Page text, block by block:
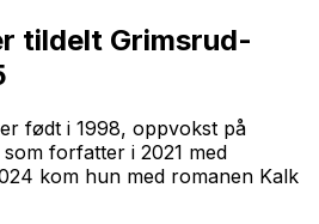
tildelt Grimsrud-
født i 1998, oppvokst på
forfatter i 2021 med
kom hun med romanen Kalk